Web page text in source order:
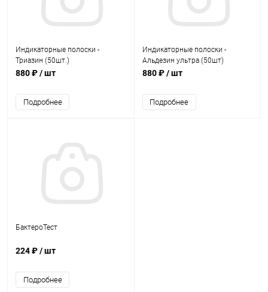
Индикаторные полоски -
Триазин (50шт.)
880 ₽/ шт
Подробнее
Индикаторные полоски -
Альдезин ультра (50шт)
880 ₽/ шт
Подробнее
БактероТест
224 ₽/ шт
Подробнее